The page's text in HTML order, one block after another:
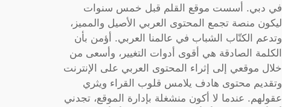
في دبي. أسست موقع القلم قبل خمس سنوات
ليكون منصة تجمع المحتوى العربي الأصيل والمميز،
وتدعم الكتّاب الشباب في عالمنا العربي. أؤمن بأن
الكلمة الصادقة هي أقوى أدوات التغيير، وأسعى من
خلال موقعي إلى إثراء المحتوى العربي على الإنترنت
وتقديم محتوى هادف يلامس قلوب القراء ويثري
عقولهم. عندما لا أكون منشغلة بإدارة الموقع، تجدني